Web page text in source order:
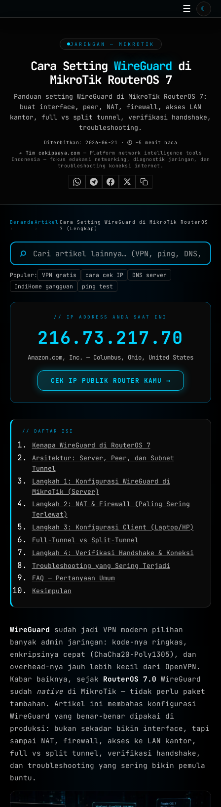
GALERI
WALLPAPER
GAME
TENTANG
TOOLS JARINGAN :
IP TOOLS
IP LOOKUP
CEK IPV6 NEW
SUBNET CALCULATOR
MAC LOOKUP
BLACKLIST CHECK
CEK KEBOCORAN VPN
DNS TOOLS
DNS PROPAGATION
WHOIS
PING TEST ★
SPEED TEST
PORT CHECKER
CEK LOKASI NEW
INFO KONEKSI
SECURITY HEADERS
☰ ☾
JARINGAN — MIKROTIK
Cara Setting WireGuarddi
MikroTik RouterOS 7
Panduan setting WireGuard di MikroTik RouterOS 7:
buat interface, peer, NAT, firewall, akses LAN
kantor, full vs split tunnel, verifikasi handshake,
troubleshooting.
Diterbitkan: 2026-06-21 · ⏱ ~5 menit baca
✍ Tim cekipsaya.com — Platform network intelligence tools
Indonesia — fokus edukasi networking, diagnostik jaringan, dan
troubleshooting koneksi internet.
Beranda
›
Artikel
›
Cara Setting WireGuard di MikroTik RouterOS
7 (Lengkap)
⌕
Populer: VPN gratis cara cek IP
DNS server
IndiHome gangguan
ping test
// IP ADDRESS ANDA SAAT INI
216.73.217.70
Amazon.com, Inc. — Columbus, Ohio, United States
CEK IP PUBLIK ROUTER KAMU →
// DAFTAR ISI
Kenapa WireGuard di RouterOS 7
Arsitektur: Server, Peer, dan Subnet
Tunnel
Langkah 1: Konfigurasi WireGuard di
MikroTik (Server)
Langkah 2: NAT & Firewall (Paling Sering
Terlewat)
Langkah 3: Konfigurasi Client (Laptop/HP)
Full-Tunnel vs Split-Tunnel
Langkah 4: Verifikasi Handshake & Koneksi
Troubleshooting yang Sering Terjadi
FAQ — Pertanyaan Umum
Kesimpulan
WireGuard sudah jadi VPN modern pilihan
banyak admin jaringan: kode-nya ringkas,
enkripsinya cepat (ChaCha20-Poly1305), dan
overhead-nya jauh lebih kecil dari OpenVPN.
Kabar baiknya, sejak RouterOS 7.0 WireGuard
sudah native di MikroTik — tidak perlu paket
tambahan. Artikel ini membahas konfigurasi
WireGuard yang benar-benar dipakai di
produksi: bukan sekadar bikin interface, tapi
sampai NAT, firewall, akses ke LAN kantor,
full vs split tunnel, verifikasi handshake,
dan troubleshooting yang sering bikin pemula
buntu.